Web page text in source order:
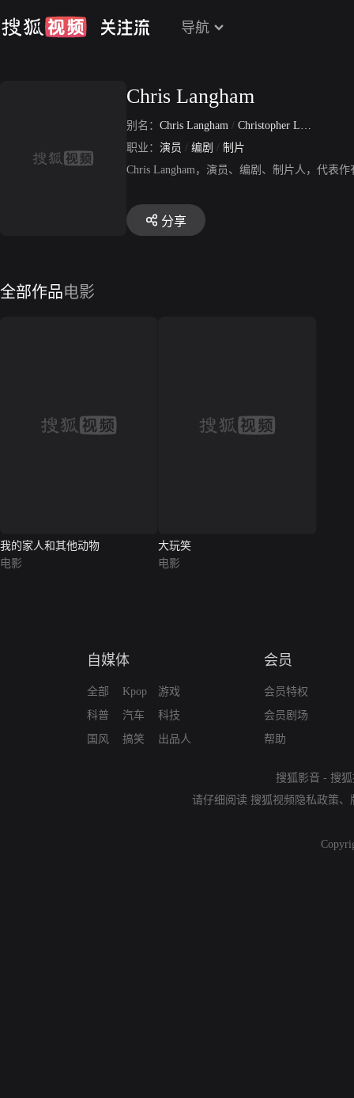
导航
Chris Langham
别名： Chris Langham / Christopher Langham
职业： 演员 / 编剧 / 制片
Chris Langham，演员、编剧、制片人，代表
分享
全部作品电影
我的家人和其他动物
电影
大玩笑
电影
自媒体
全部
科普
国风
Kpop
汽车
搞笑
游戏
科技
出品人
会员
会员特权
会员剧场
帮助
搜狐影音 - 搜
请仔细阅读 搜狐视频隐私政策、